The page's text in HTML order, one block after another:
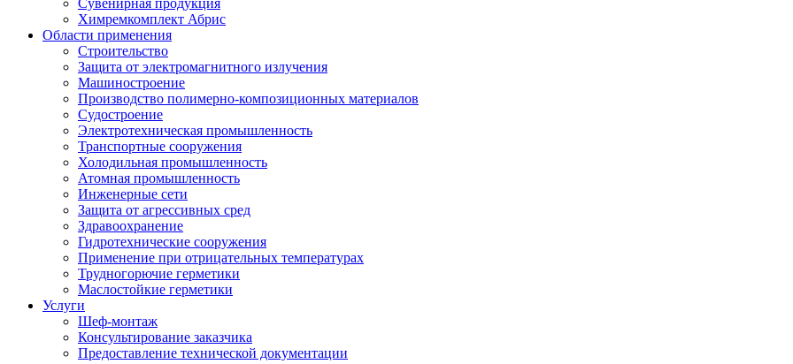
Химремкомплект Абрис
Области применения
Строительство
Защита от электромагнитного излучения
Машиностроение
Производство полимерно-композиционных материалов
Судостроение
Электротехническая промышленность
Транспортные сооружения
Холодильная промышленность
Атомная промышленность
Инженерные сети
Защита от агрессивных сред
Здравоохранение
Гидротехнические сооружения
Применение при отрицательных температурах
Трудногорючие герметики
Маслостойкие герметики
Услуги
Шеф-монтаж
Консультирование заказчика
Предоставление технической документации